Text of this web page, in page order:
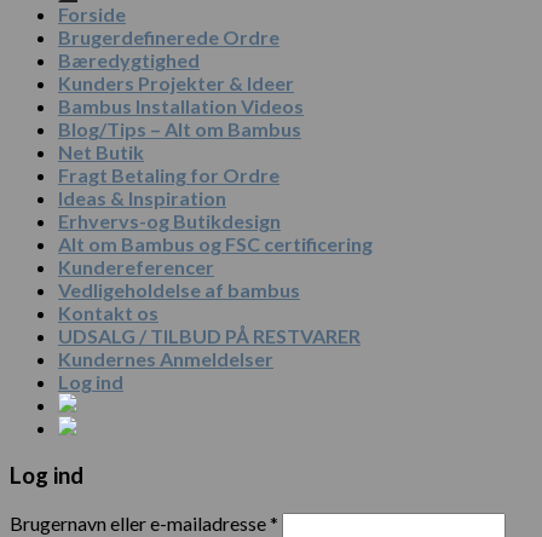
Forside
Brugerdefinerede Ordre
Bæredygtighed
Kunders Projekter & Ideer
Bambus Installation Videos
Blog/Tips – Alt om Bambus
Net Butik
Fragt Betaling for Ordre
Ideas & Inspiration
Erhvervs-og Butikdesign
Alt om Bambus og FSC certificering
Kundereferencer
Vedligeholdelse af bambus
Kontakt os
UDSALG / TILBUD PÅ RESTVARER
Kundernes Anmeldelser
Log ind
Log ind
Brugernavn eller e-mailadresse*